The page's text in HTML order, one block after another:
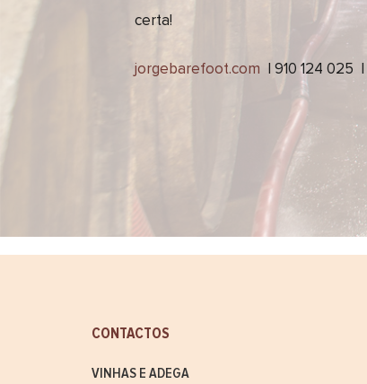
certa!
jorgebarefoot.com | 910 124 025 |
CONTACTOS
VINHAS E ADEGA